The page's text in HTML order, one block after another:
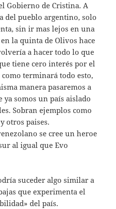
Gobierno de Cristina. A
del pueblo argentino, solo
sin ir mas lejos en una
la quinta de Olivos hace
a hacer todo lo que
tiene cero interés por el
como terminará todo esto,
manera pasaremos a
ya somos un país aislado
Sobran ejemplos como
otros paises.
se cree un heroe
al igual que Evo
suceder algo similar a
que experimenta el
del país.